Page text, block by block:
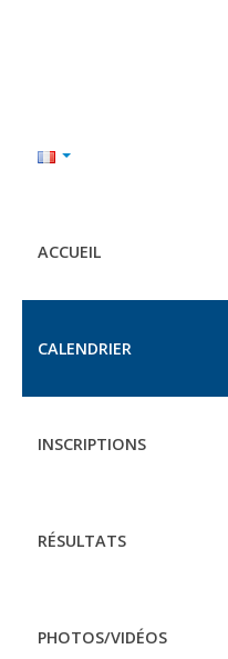
ACCUEIL
CALENDRIER
INSCRIPTIONS
RÉSULTATS
PHOTOS/VIDÉOS